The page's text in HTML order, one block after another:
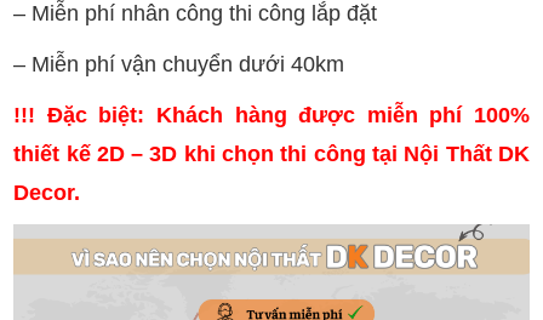
– Miễn phí nhân công thi công lắp đặt
– Miễn phí vận chuyển dưới 40km
!!! Đặc biệt: Khách hàng được miễn phí 100%
thiết kế 2D – 3D khi chọn thi công tại Nội Thất DK
Decor.